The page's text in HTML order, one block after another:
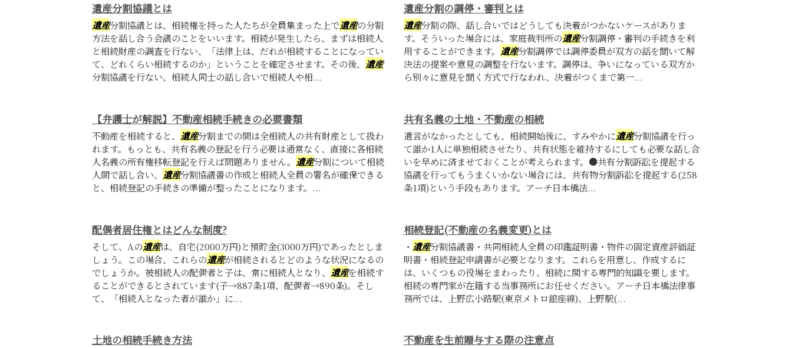
遺産分割協議とは
遺産分割協議とは、相続権を持った人たちが全員集まった上で遺産の分割
方法を話し合う会議のことをいいます。相続が発生したら、まずは相続人
と相続財産の調査を行ない、「法律上は、だれが相続することになってい
て、どれくらい相続するのか」ということを確定させます。その後、 遺産
分割協議を行ない、相続人同士の話し合いで相続人や相...
遺産分割の調停・審判とは
遺産分割の際、話し合いではどうしても決着がつかないケースがありま
す。そういった場合には、家庭裁判所の遺産分割調停・審判の手続きを利
用することができます。 遺産分割調停では調停委員が双方の話を聞いて解
決法の提案や意見の調整を行ないます。調停は、争いになっている双方か
ら別々に意見を聞く方式で行なわれ、決着がつくまで第一...
【弁護士が解説】不動産相続手続きの必要書類
不動産を相続すると、 遺産分割までの間は全相続人の共有財産として扱わ
れます。もっとも、共有名義の登記を行う必要は通常なく、直接に各相続
人名義の所有権移転登記を行えば問題ありません。 遺産分割について相続
人間で話し合い、 遺産分割協議書の作成と相続人全員の署名が確保できる
と、相続登記の手続きの準備が整ったことになります。...
共有名義の土地・不動産の相続
遺言がなかったとしても、相続開始後に、すみやかに遺産分割協議を行っ
て誰か1人に単独相続させたり、共有状態を維持するにしても必要な話し合
いを早めに済ませておくことが考えられます。●共有分割訴訟を提起する
協議を行ってもうまくいかない場合には、共有物分割訴訟を提起する(258
条1項)という手段もあります。アーチ日本橋法...
配偶者居住権とはどんな制度?
そして、Aの遺産は、自宅(2000万円)と預貯金(3000万円)であったとしま
しょう。この場合、これらの遺産が相続されるとどのような状況になるの
でしょうか。被相続人の配偶者と子は、常に相続人となり、 遺産を相続す
ることができるとされています(子→887条1項、配偶者→890条)。そし
て、「相続人となった者が誰か」に...
相続登記(不動産の名義変更)とは
・ 遺産分割協議書・共同相続人全員の印鑑証明書・物件の固定資産評価証
明書・相続登記申請書が必要となります。これらを用意し、作成するに
は、いくつもの役場をまわったり、相続に関する専門的知識を要します。
相続の専門家が在籍する当事務所にお任せください。アーチ日本橋法律事
務所では、上野広小路駅(東京メトロ銀座線)、上野駅(...
土地の相続手続き方法 不動産を生前贈与する際の注意点